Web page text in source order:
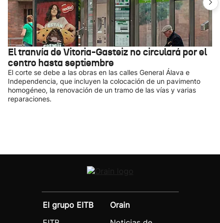
El tranvía de Vitoria-Gasteiz no circulará por el
centro hasta septiembre
El corte se debe a las obras en las calles General Álava e
Independencia, que incluyen la colocación de un pavimento
homogéneo, la renovación de un tramo de las vías y varias
reparaciones.
El grupo EITB
Orain